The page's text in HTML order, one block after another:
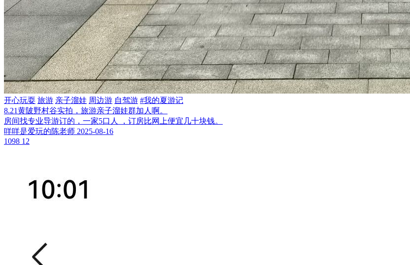
开心玩耍 旅游 亲子溜娃 周边游 自驾游 #我的夏游记
8.21黄陂野村谷实拍，旅游亲子溜娃群加人啊。
房间找专业导游订的，一家5口人 ，订房比网上便宜几十块钱。
咩咩是爱玩的陈老师 2025-08-16
1098 12